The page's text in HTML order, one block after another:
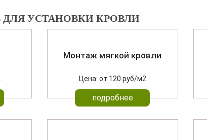
УСТАНОВКИ КРОВЛИ
Монтаж мягкой кровли
Цена: от 120 руб/м2
подробнее